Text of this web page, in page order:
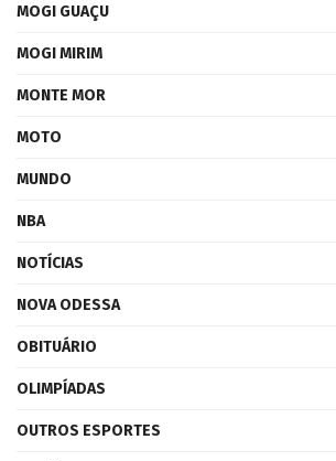
MOGI GUAÇU
MOGI MIRIM
MONTE MOR
MOTO
MUNDO
NBA
NOTÍCIAS
NOVA ODESSA
OBITUÁRIO
OLIMPÍADAS
OUTROS ESPORTES